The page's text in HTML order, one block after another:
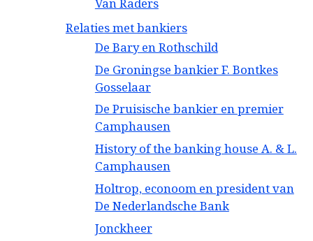
Relaties met bankiers
De Bary en Rothschild
De Groningse bankier F. Bontkes
Gosselaar
De Pruisische bankier en premier
Camphausen
History of the banking house A. & L.
Camphausen
Holtrop, econoom en president van
De Nederlandsche Bank
Jonckheer